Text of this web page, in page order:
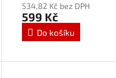
534,82 Kč bez DPH
599 Kč
Do košíku